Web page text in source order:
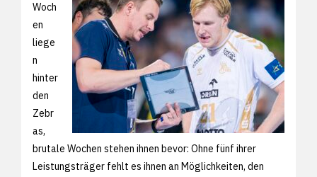
Woch
en
liege
n
hinter
den
Zebr
as,
brutale Wochen stehen ihnen bevor: Ohne fünf ihrer
Leistungsträger fehlt es ihnen an Möglichkeiten, den